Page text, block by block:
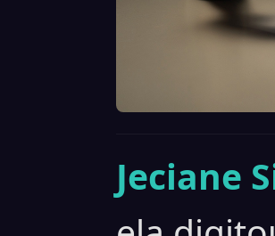
Jeciane